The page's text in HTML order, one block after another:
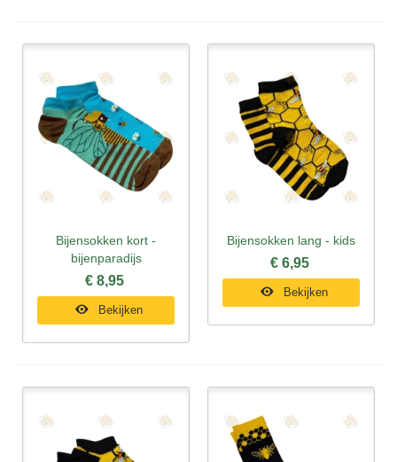
Bijensokken kort -
bijenparadijs
€ 8,95
Bekijken
Bijensokken lang - kids
€ 6,95
Bekijken